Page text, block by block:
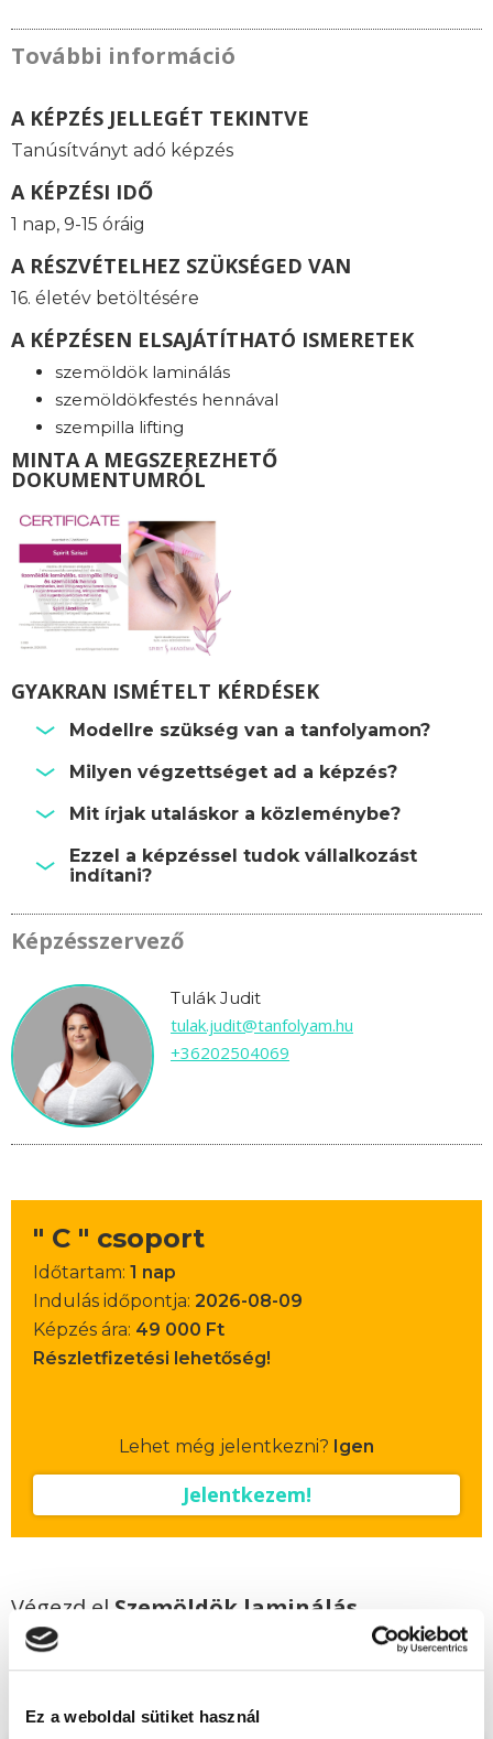
Ez a weboldal sütiket használ
További információ
A KÉPZÉS JELLEGÉT TEKINTVE
Tanúsítványt adó képzés
A KÉPZÉSI IDŐ
1 nap, 9-15 óráig
A RÉSZVÉTELHEZ SZÜKSÉGED VAN
16. életév betöltésére
A KÉPZÉSEN ELSAJÁTÍTHATÓ ISMERETEK
szemöldök laminálás
szemöldökfestés hennával
szempilla lifting
MINTA A MEGSZEREZHETŐ
DOKUMENTUMRÓL
GYAKRAN ISMÉTELT KÉRDÉSEK
Modellre szükség van a tanfolyamon?
Milyen végzettséget ad a képzés?
Mit írjak utaláskor a közleménybe?
Ezzel a képzéssel tudok vállalkozást
indítani?
Képzésszervező
Tulák Judit
tulak.judit@tanfolyam.hu
+36202504069
" C " csoport
Időtartam: 1 nap
Indulás időpontja: 2026-08-09
Képzés ára: 49 000 Ft
Részletfizetési lehetőség!
Lehet még jelentkezni? Igen
Jelentkezem!
Végezd el Szemöldök laminálás
tanfolyam + szempilla lifting és
szemöldök henna - Kaposvár